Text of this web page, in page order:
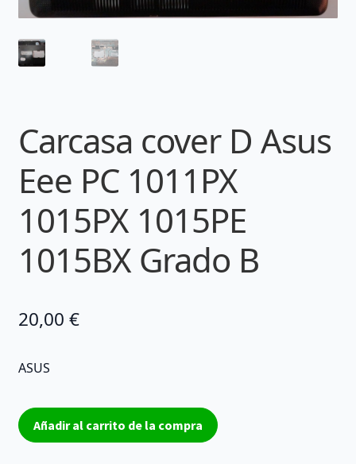
Carcasa cover D Asus
Eee PC 1011PX
1015PX 1015PE
1015BX Grado B
20,00 €
ASUS
Carcasa
cover
Añadir al carrito de la compra